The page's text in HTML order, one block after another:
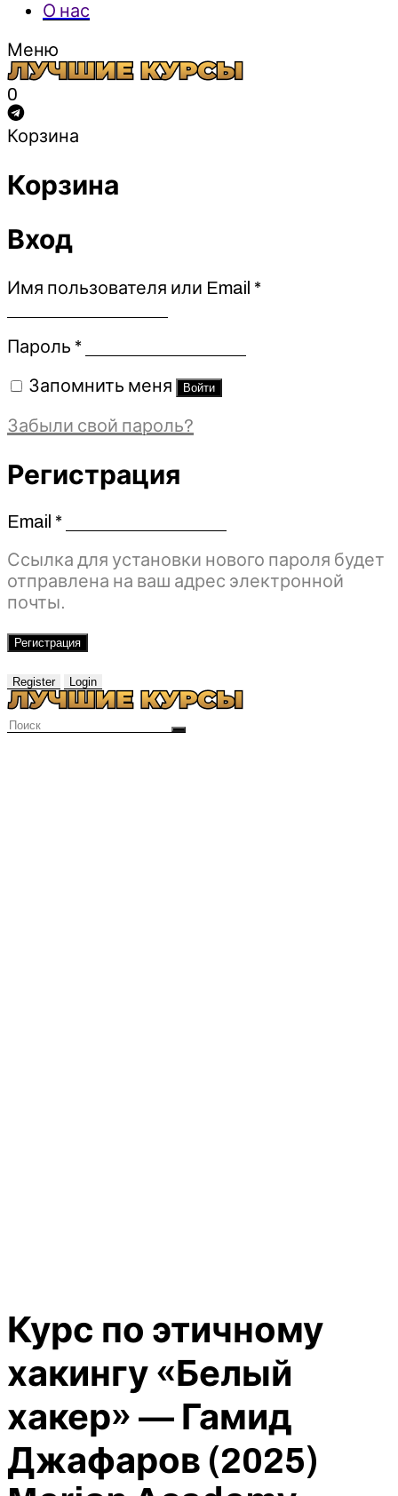
О нас
Меню
0
Корзина
Корзина
Вход
Имя пользователя или Email *Обязательно
Пароль *Обязательно
Запомнить меня Войти
Забыли свой пароль?
Регистрация
Email *Обязательно
Ссылка для установки нового пароля будет
отправлена ​​на ваш адрес электронной
почты.
Регистрация
Register Login
Курс по этичному
хакингу «Белый
хакер» — Гамид
Джафаров (2025)